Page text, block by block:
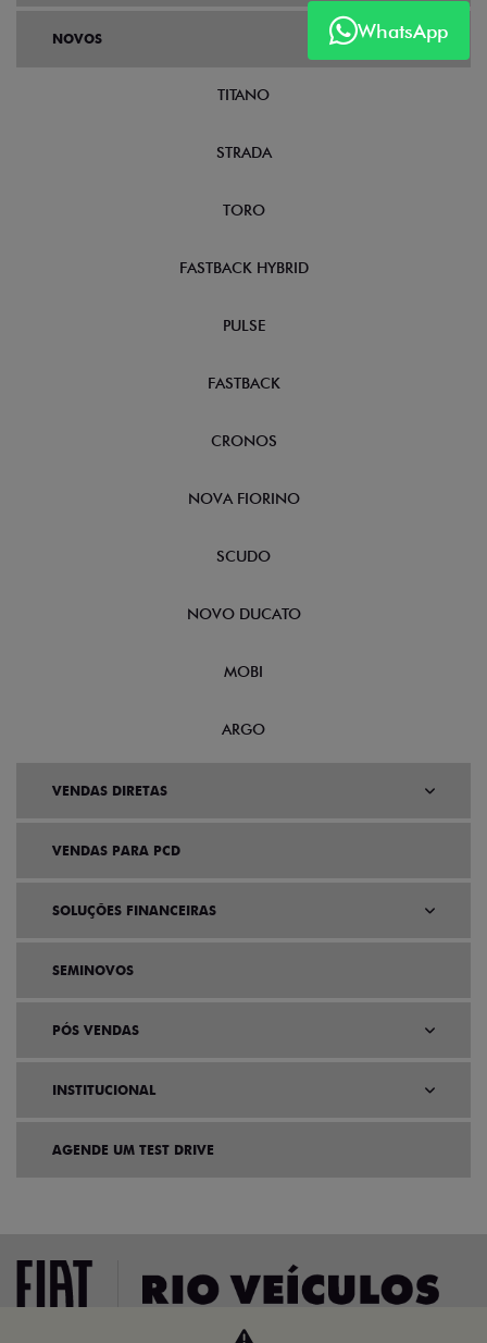
WhatsApp
NOVOS
TITANO
STRADA
TORO
FASTBACK HYBRID
PULSE
FASTBACK
CRONOS
NOVA FIORINO
SCUDO
NOVO DUCATO
MOBI
ARGO
VENDAS DIRETAS
VENDAS PARA PCD
SOLUÇÕES FINANCEIRAS
SEMINOVOS
PÓS VENDAS
INSTITUCIONAL
AGENDE UM TEST DRIVE